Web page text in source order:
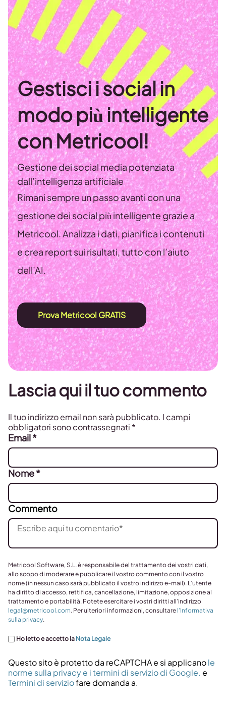
Gestisci i social in
modo più intelligente
con Metricool!
Gestione dei social media potenziata
dall’intelligenza artificiale
Rimani sempre un passo avanti con una
gestione dei social più intelligente grazie a
Metricool. Analizza i dati, pianifica i contenuti
e crea report sui risultati, tutto con l’aiuto
dell’AI.
Prova Metricool GRATIS
Lascia qui il tuo commento
Il tuo indirizzo email non sarà pubblicato. I campi
obbligatori sono contrassegnati *
Email*
Nome*
Commento
Metricool Software, S.L. è responsabile del trattamento dei vostri dati,
allo scopo di moderare e pubblicare il vostro commento con il vostro
nome (in nessun caso sarà pubblicato il vostro indirizzo e-mail). L’utente
ha diritto di accesso, rettifica, cancellazione, limitazione, opposizione al
trattamento e portabilità. Potete esercitare i vostri diritti all’indirizzo
legal@metricool.com. Per ulteriori informazioni, consultare l’Informativa
sulla privacy.
Ho letto e accetto la Nota Legale
Questo sito è protetto da reCAPTCHA e si applicanole
norme sulla privacy e i termini di servizio di Google. e
Termini di serviziofare domanda a.